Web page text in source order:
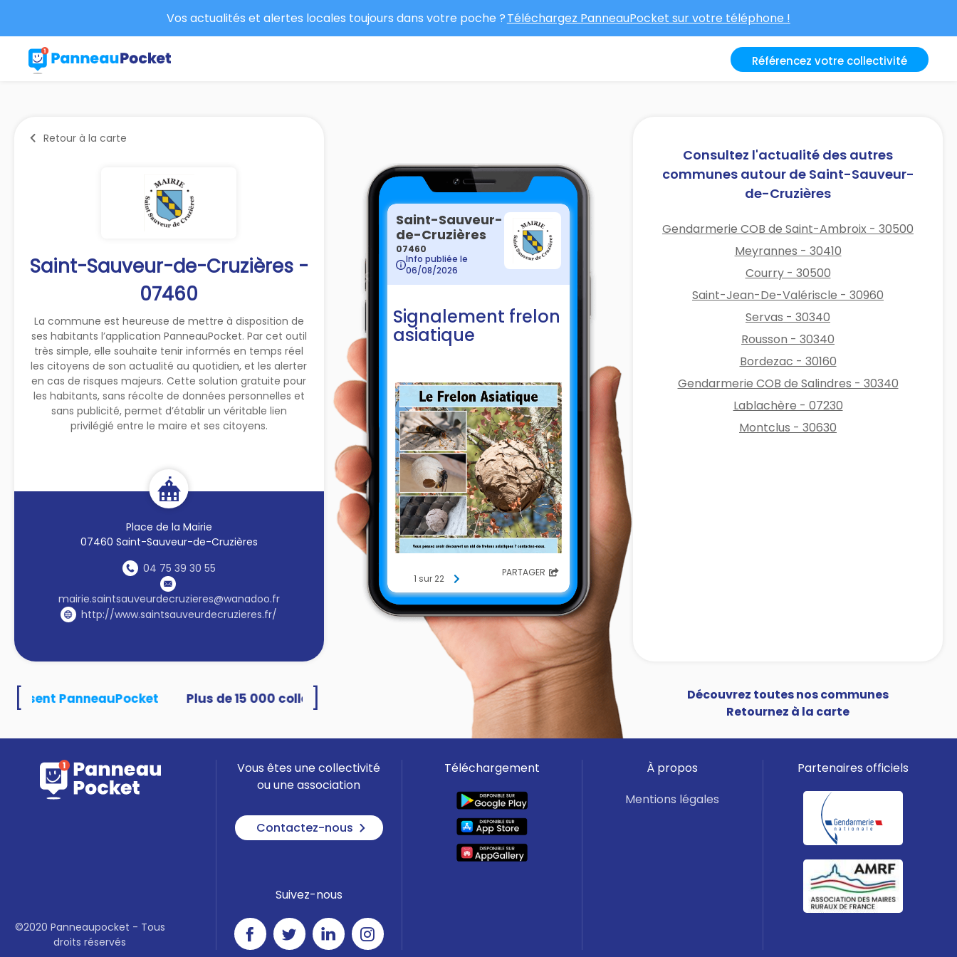
Vos actualités et alertes locales toujours dans votre poche ?Téléchargez PanneauPocket sur votre téléphone !
Référencez votre collectivité
Retour à la carte
Saint-Sauveur-de-Cruzières -
07460
La commune est heureuse de mettre à disposition de
ses habitants l’application PanneauPocket. Par cet outil
très simple, elle souhaite tenir informés en temps réel
les citoyens de son actualité au quotidien, et les alerter
en cas de risques majeurs. Cette solution gratuite pour
les habitants, sans récolte de données personnelles et
sans publicité, permet d’établir un véritable lien
privilégié entre le maire et ses citoyens.
Place de la Mairie
07460 Saint-Sauveur-de-Cruzières
04 75 39 30 55
mairie.saintsauveurdecruzieres@wanadoo.fr
http://www.saintsauveurdecruzieres.fr/
Saint-Sauveur-
de-Cruzières
07460
Info publiée le
06/08/2026
Signalement frelon
asiatique
1 sur 22 PARTAGER
Consultez l'actualité des autres
communes autour de Saint-Sauveur-
de-Cruzières
Gendarmerie COB de Saint-Ambroix - 30500
Meyrannes - 30410
Courry - 30500
Saint-Jean-De-Valériscle - 30960
Servas - 30340
Rousson - 30340
Bordezac - 30160
Gendarmerie COB de Salindres - 30340
Lablachère - 07230
Montclus - 30630
PanneauPocket
Découvrez toutes nos communes
Retournez à la carte
©2020 Panneaupocket - Tous
droits réservés
Vous êtes une collectivité
ou une association
Contactez-nous
Suivez-nous
Téléchargement
À propos
Mentions légales
Partenaires officiels